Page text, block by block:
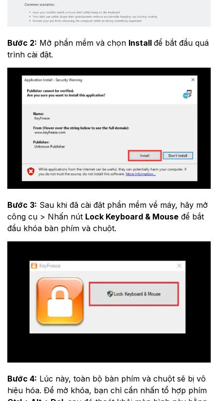
Bước 2: Mở phần mềm và chọn Install để bắt đầu quá
trình cài đặt.
Bước 3: Sau khi đã cài đặt phần mềm về máy, hãy mở
công cụ > Nhấn nút Lock Keyboard & Mouse để bắt
đầu khóa bàn phím và chuột.
Bước 4: Lúc này, toàn bộ bàn phím và chuột sẽ bị vô
hiệu hóa. Để mở khóa, bạn chỉ cần nhấn tổ hợp phím